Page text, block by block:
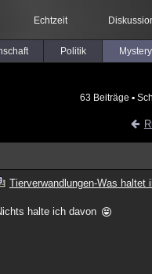
Echtzeit
Politik Mystery
63 Beiträge ▪
Tierverwandlungen-Was haltet
halte ich davon